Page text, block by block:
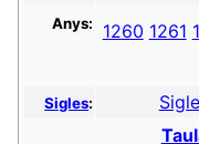
Anys: 1260 1261
Sigles: